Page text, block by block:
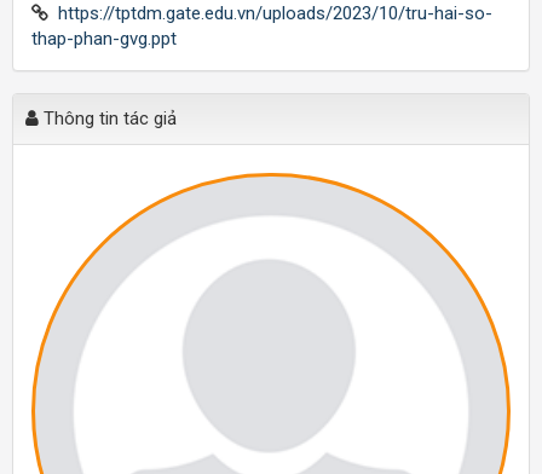
https://tptdm.gate.edu.vn/uploads/2023/10/tru-hai-so-
thap-phan-gvg.ppt
Thông tin tác giả